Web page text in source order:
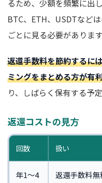
るため、少額を頻繁に出
BTC、ETH、USDTなど
ごとに見る必要があります
返還手数料を節約するに
ミングをまとめる方が有
り、しばらく保有する予
返還コストの見方
回数 扱い
年1〜4
返還手数料無